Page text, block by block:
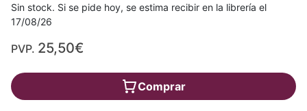
Sin stock. Si se pide hoy, se estima recibir en la librería el
17/08/26
PVP. 25,50€
Comprar